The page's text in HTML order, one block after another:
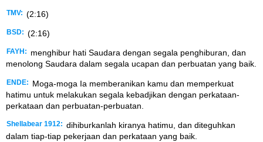
TMV: (2:16)
BSD: (2:16)
FAYH:
menghibur hati Saudara dengan segala penghiburan, dan
menolong Saudara dalam segala ucapan dan perbuatan yang baik.
ENDE:
Moga-moga Ia memberanikan kamu dan memperkuat
hatimu untuk melakukan segala kebadjikan dengan perkataan-
perkataan dan perbuatan-perbuatan.
Shellabear 1912: dihiburkanlah kiranya hatimu, dan diteguhkan
dalam tiap-tiap pekerjaan dan perkataan yang baik.